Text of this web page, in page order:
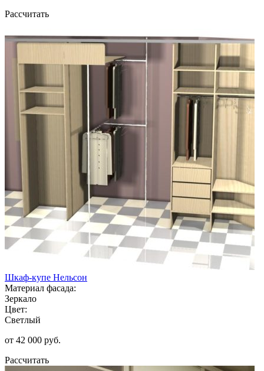
Рассчитать
Шкаф-купе Нельсон
Материал фасада:
Зеркало
Цвет:
Светлый
от 42 000 руб.
Рассчитать